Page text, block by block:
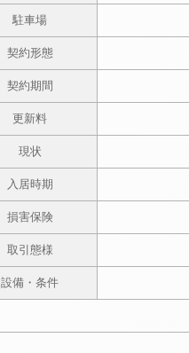
駐車場
契約形態
契約期間
更新料
現状
入居時期
損害保険
取引態様
設備・条件